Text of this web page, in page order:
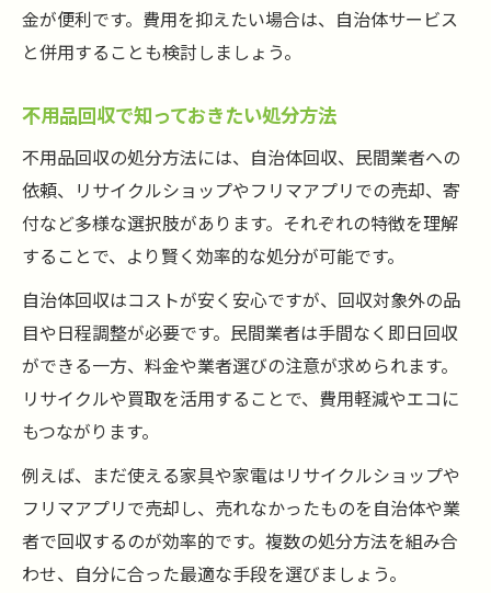
金が便利です。費用を抑えたい場合は、自治体サービス
と併用することも検討しましょう。
不用品回収で知っておきたい処分方法
不用品回収の処分方法には、自治体回収、民間業者への
依頼、リサイクルショップやフリマアプリでの売却、寄
付など多様な選択肢があります。それぞれの特徴を理解
することで、より賢く効率的な処分が可能です。
自治体回収はコストが安く安心ですが、回収対象外の品
目や日程調整が必要です。民間業者は手間なく即日回収
ができる一方、料金や業者選びの注意が求められます。
リサイクルや買取を活用することで、費用軽減やエコに
もつながります。
例えば、まだ使える家具や家電はリサイクルショップや
フリマアプリで売却し、売れなかったものを自治体や業
者で回収するのが効率的です。複数の処分方法を組み合
わせ、自分に合った最適な手段を選びましょう。